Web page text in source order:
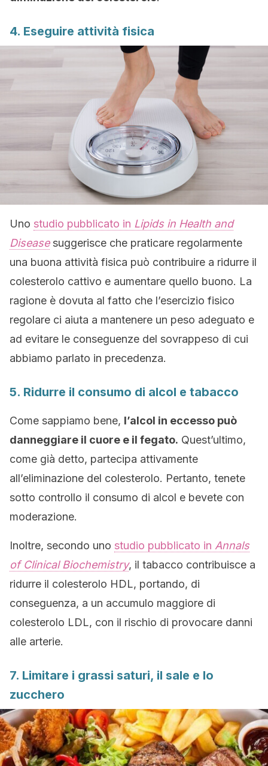
4. Eseguire attività fisica
Uno studio pubblicato in Lipids in Health and
Diseasesuggerisce che praticare regolarmente
una buona attività fisica può contribuire a ridurre il
colesterolo cattivo e aumentare quello buono. La
ragione è dovuta al fatto che l’esercizio fisico
regolare ci aiuta a mantenere un peso adeguato e
ad evitare le conseguenze del sovrappeso di cui
abbiamo parlato in precedenza.
5. Ridurre il consumo di alcol e tabacco
Come sappiamo bene, l’alcol in eccesso può
danneggiare il cuore e il fegato. Quest’ultimo,
come già detto, partecipa attivamente
all’eliminazione del colesterolo. Pertanto, tenete
sotto controllo il consumo di alcol e bevete con
moderazione.
Inoltre, secondo uno studio pubblicato in Annals
of Clinical Biochemistry, il tabacco contribuisce a
ridurre il colesterolo HDL, portando, di
conseguenza, a un accumulo maggiore di
colesterolo LDL, con il rischio di provocare danni
alle arterie.
7. Limitare i grassi saturi, il sale e lo
zucchero